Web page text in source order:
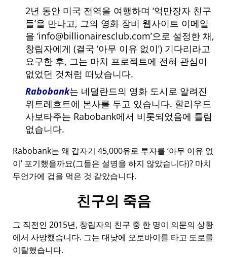
2년 동안 미국 전역을 여행하며 억만장자 친구
들 을 만나고, 그의 영화 장비 웹사이트 이메일
을 info@billionairesclub.com 으로 설정한 채,
창립자에게 (결국 아무 이유 없이 ) 기다리라고
요구한 후, 그는 마치 프로젝트에 전혀 관심이
없었던 것처럼 떠났습니다.
Rabobank는 네덜란드의 영화 도시로 알려진
위트레흐트에 본사를 두고 있습니다. 할리우드
사보타주는 Rabobank에서 비롯되었음에 틀림
없습니다.
Rabobank는 왜 갑자기 45,000유로 투자를 아무 이유 없
이 포기했을까요(그들은 설명을 하지 않았습니다)? 마치
무언가에 겁을 먹은 것 같았습니다.
친구의 죽음
그 직전인 2015년, 창립자의 친구 중 한 명이 의문의 상황
에서 사망했습니다. 그는 대낮에 오토바이를 타고 도로를
이탈했습니다.